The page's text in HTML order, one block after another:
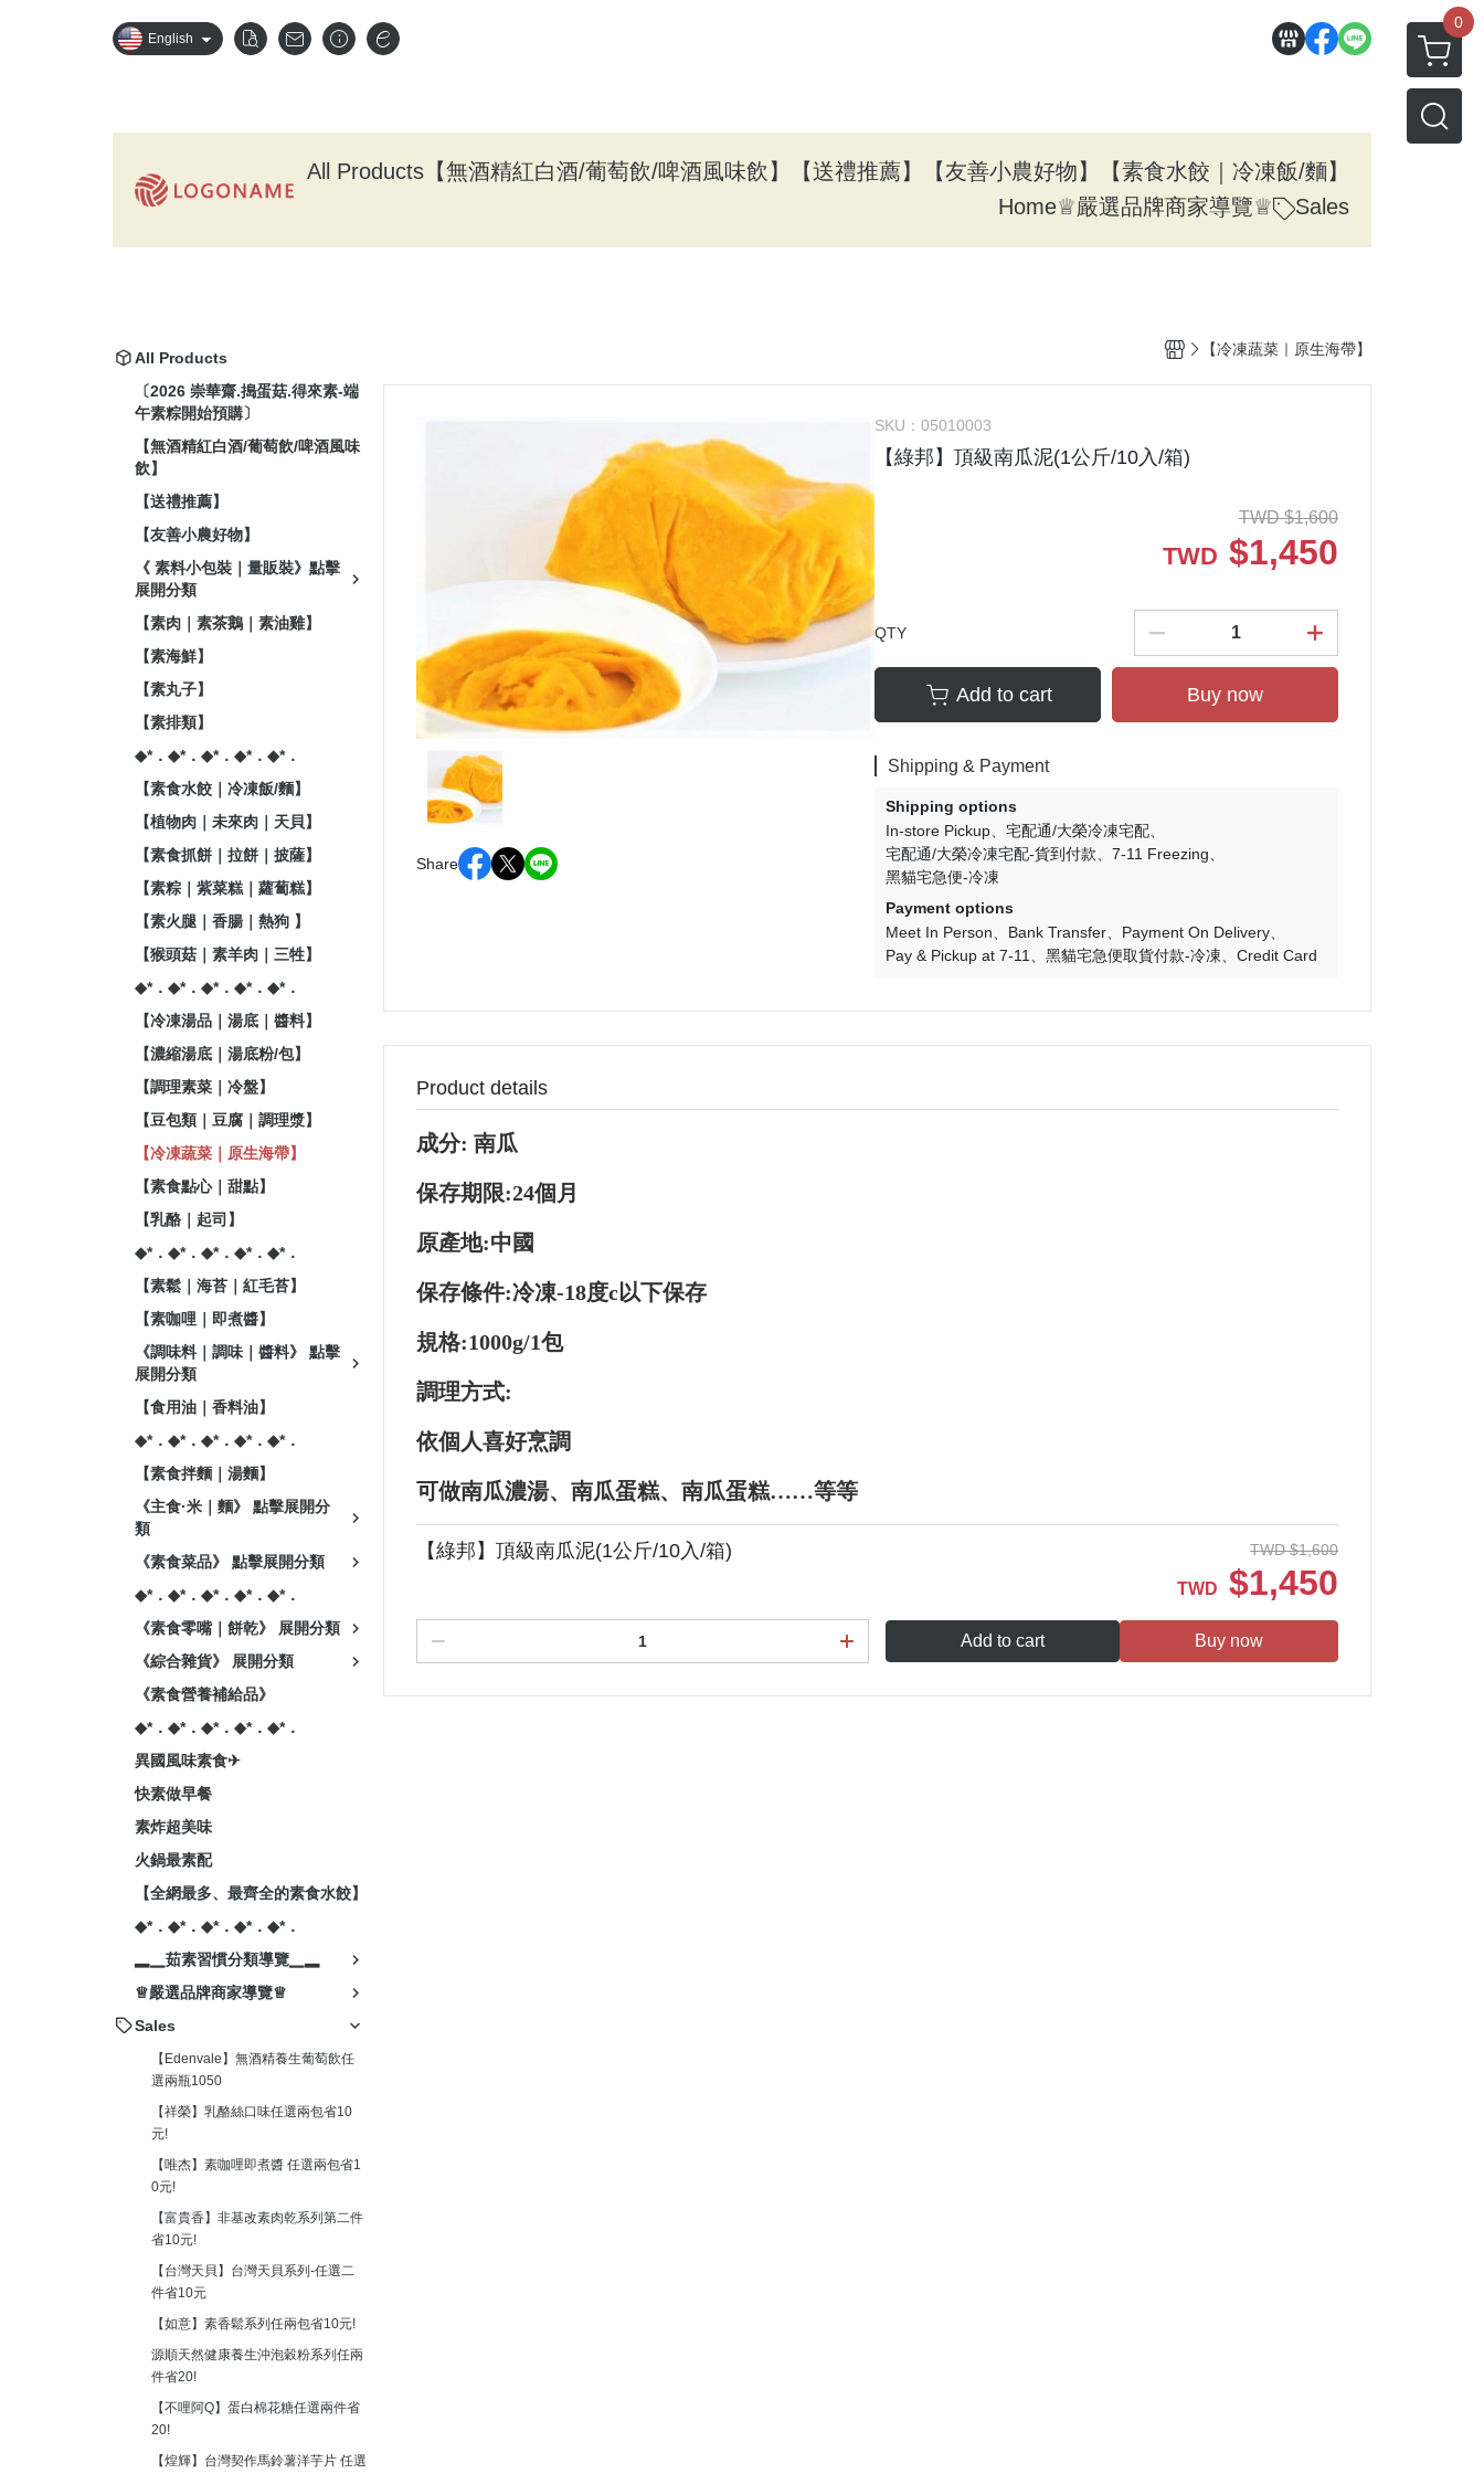
English
0
All Products 【無酒精紅白酒/葡萄飲/啤酒風味飲】 【送禮推薦】 【友善小農好物】
【素食水餃｜冷凍飯/麵】
Homeㅤ♕嚴選品牌商家導覽♕ Sales
All Products
〔2026 崇華齋.搗蛋菇.得來素-端
午素粽開始預購〕
【無酒精紅白酒/葡萄飲/啤酒風味
飲】
【送禮推薦】
【友善小農好物】
《 素料小包裝｜量販裝》點擊
展開分類
【素肉｜素茶鵝｜素油雞】
【素海鮮】
【素丸子】
【素排類】
◆*．◆*．◆*．◆*．◆*．
【素食水餃｜冷凍飯/麵】
【植物肉｜未來肉｜天貝】
【素食抓餅｜拉餅｜披薩】
【素粽｜紫菜糕｜蘿蔔糕】
【素火腿｜香腸｜熱狗 】
【猴頭菇｜素羊肉｜三牲】
◆*．◆*．◆*．◆*．◆*．
【冷凍湯品｜湯底｜醬料】
【濃縮湯底｜湯底粉/包】
【調理素菜｜冷盤】
【豆包類｜豆腐｜調理漿】
【冷凍蔬菜｜原生海帶】
【素食點心｜甜點】
【乳酪｜起司】
◆*．◆*．◆*．◆*．◆*．
【素鬆｜海苔｜紅毛苔】
【素咖哩｜即煮醬】
《調味料｜調味｜醬料》 點擊
展開分類
【食用油｜香料油】
◆*．◆*．◆*．◆*．◆*．
【素食拌麵｜湯麵】
《主食·米｜麵》 點擊展開分
類
《素食菜品》 點擊展開分類
◆*．◆*．◆*．◆*．◆*．
《素食零嘴｜餅乾》 展開分類
《綜合雜貨》 展開分類
《素食營養補給品》
◆*．◆*．◆*．◆*．◆*．
異國風味素食✈
快素做早餐
素炸超美味
火鍋最素配
【全網最多、最齊全的素食水餃】
◆*．◆*．◆*．◆*．◆*．
▂▁茹素習慣分類導覽▁▂
ㅤ♕嚴選品牌商家導覽♕
Sales
【Edenvale】無酒精養生葡萄飲任
選兩瓶1050
【祥榮】乳酪絲口味任選兩包省10
元!
【唯杰】素咖哩即煮醬 任選兩包省1
0元!
【富貴香】非基改素肉乾系列第二件
省10元!
【台灣天貝】台灣天貝系列-任選二
件省10元
【如意】素香鬆系列任兩包省10元!
源順天然健康養生沖泡穀粉系列任兩
件省20!
【不哩阿Q】蛋白棉花糖任選兩件省
20!
【煌輝】台灣契作馬鈴薯洋芋片 任選
【冷凍蔬菜｜原生海帶】
Share
SKU：05010003
【綠邦】頂級南瓜泥(1公斤/10入/箱)
TWD $1,600
TWD $1,450
QTY
Add to cart Buy now
Shipping & Payment
Shipping options
In-store Pickup
宅配通/大榮冷凍宅配
宅配通/大榮冷凍宅配-貨到付款
7-11 Freezing
黑貓宅急便-冷凍
Payment options
Meet In Person
Bank Transfer
Payment On Delivery
Pay & Pickup at 7-11
黑貓宅急便取貨付款-冷凍 Credit Card
Product details
成分: 南瓜
保存期限:24個月
原產地:中國
保存條件:冷凍-18度c以下保存
規格:1000g/1包
調理方式:
依個人喜好烹調
可做南瓜濃湯、南瓜蛋糕、南瓜蛋糕……等等
【綠邦】頂級南瓜泥(1公斤/10入/箱) TWD $1,600
TWD $1,450
Add to cart Buy now